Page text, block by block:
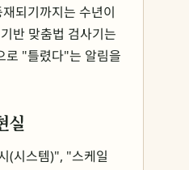
되기까지는 수년이
반 맞춤법 검사기는
로 "틀렸다"는 알림을
실
(시스템)", "스케일